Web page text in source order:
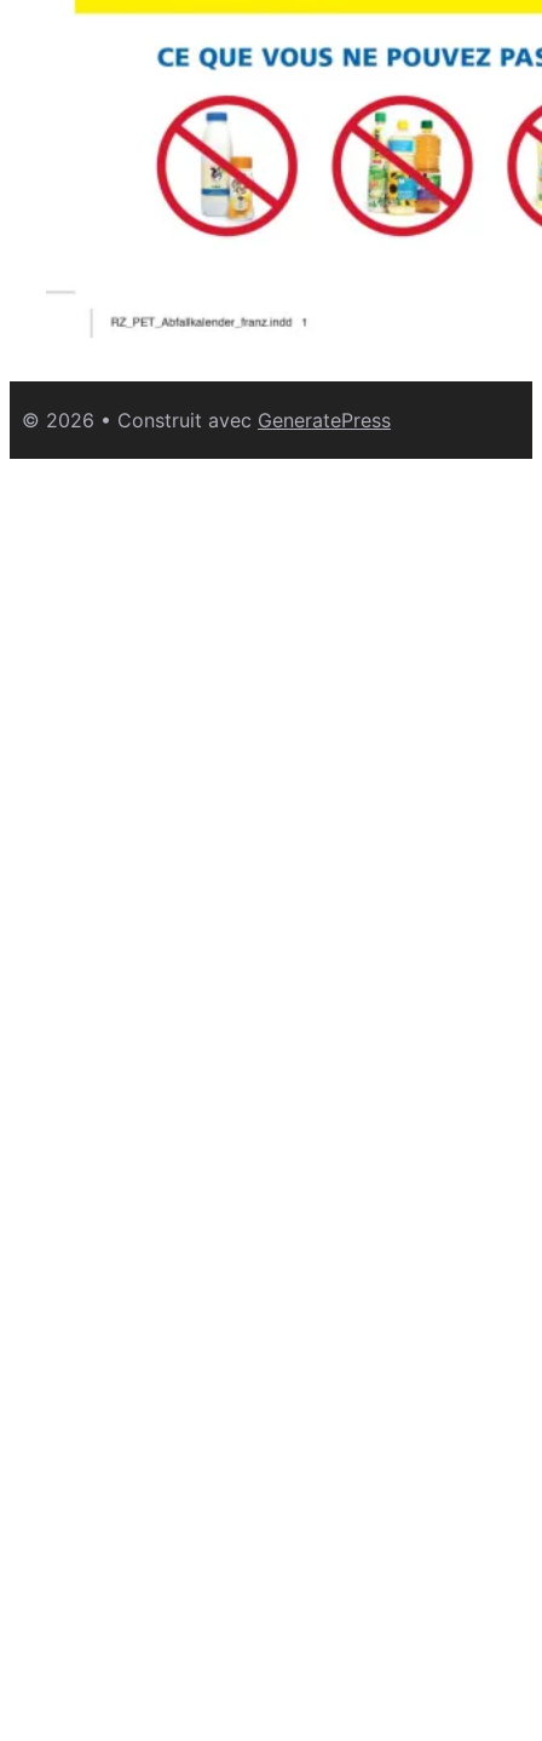
© 2026 • Construit avec GeneratePress